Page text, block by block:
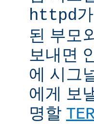
httpd
된 부모
보내면
에 시그
에게 보
명할